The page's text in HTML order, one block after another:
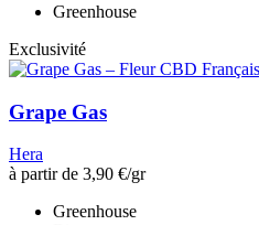
Greenhouse
Exclusivité
Grape Gas
Hera
à partir de 3,90 €/gr
Greenhouse